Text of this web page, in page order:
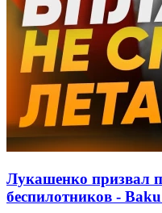
Лукашенко призвал
беспилотников -